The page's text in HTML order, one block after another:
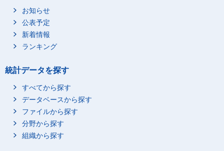
お知らせ
公表予定
新着情報
ランキング
統計データを探す
すべてから探す
データベースから探す
ファイルから探す
分野から探す
組織から探す